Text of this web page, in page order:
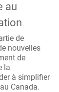
au
de
nouvelles
de
la
à simplifier
Canada.